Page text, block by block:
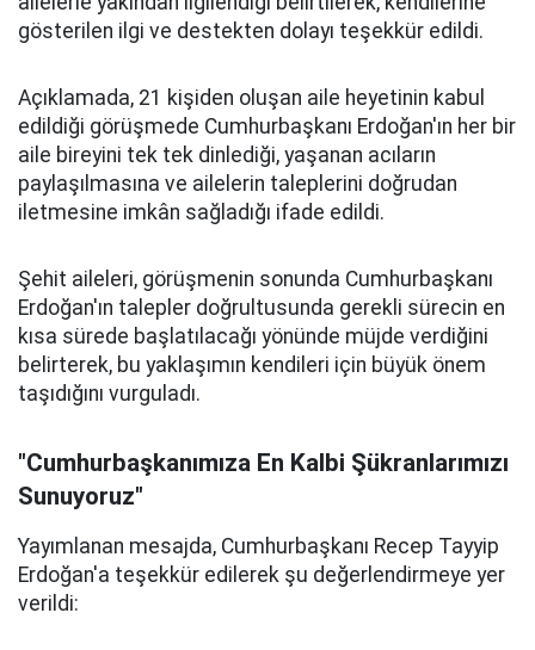
gösterilen ilgi ve destekten dolayı teşekkür edildi.
Açıklamada, 21 kişiden oluşan aile heyetinin kabul
edildiği görüşmede Cumhurbaşkanı Erdoğan'ın her bir
aile bireyini tek tek dinlediği, yaşanan acıların
paylaşılmasına ve ailelerin taleplerini doğrudan
iletmesine imkân sağladığı ifade edildi.
Şehit aileleri, görüşmenin sonunda Cumhurbaşkanı
Erdoğan'ın talepler doğrultusunda gerekli sürecin en
kısa sürede başlatılacağı yönünde müjde verdiğini
belirterek, bu yaklaşımın kendileri için büyük önem
taşıdığını vurguladı.
"Cumhurbaşkanımıza En Kalbi Şükranlarımızı
Sunuyoruz"
Yayımlanan mesajda, Cumhurbaşkanı Recep Tayyip
Erdoğan'a teşekkür edilerek şu değerlendirmeye yer
verildi: